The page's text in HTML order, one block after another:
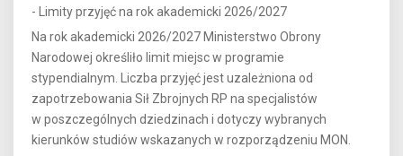
- Limity przyjęć na rok akademicki 2026/2027
Na rok akademicki 2026/2027 Ministerstwo Obrony
Narodowej określiło limit miejsc w programie
stypendialnym. Liczba przyjęć jest uzależniona od
zapotrzebowania Sił Zbrojnych RP na specjalistów
w poszczególnych dziedzinach i dotyczy wybranych
kierunków studiów wskazanych w rozporządzeniu MON.